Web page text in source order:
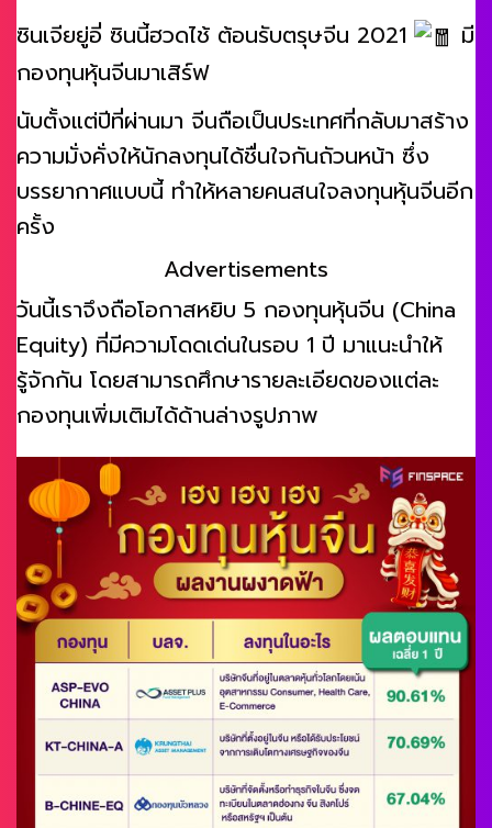
ซินเจียยู่อี่ ซินนี้ฮวดไช้ ต้อนรับตรุษจีน 2021
มี
กองทุนหุ้นจีนมาเสิร์ฟ
นับตั้งแต่ปีที่ผ่านมา จีนถือเป็นประเทศที่กลับมาสร้าง
ความมั่งคั่งให้นักลงทุนได้ชื่นใจกันถัวนหน้า ซึ่ง
บรรยากาศแบบนี้ ทำให้หลายคนสนใจลงทุนหุ้นจีนอีก
ครั้ง
Advertisements
วันนี้เราจึงถือโอกาสหยิบ 5 กองทุนหุ้นจีน (China
Equity) ที่มีความโดดเด่นในรอบ 1 ปี มาแนะนำให้
รู้จักกัน โดยสามารถศึกษารายละเอียดของแต่ละ
กองทุนเพิ่มเติมได้ด้านล่างรูปภาพ